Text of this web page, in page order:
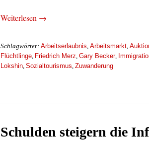
Weiterlesen →
Schlagwörter: Arbeitserlaubnis Arbeitsmarkt
Flüchtlinge Friedrich Merz Gary Becker,
Lokshin Sozialtourismus Zuwanderung
Schulden steigern die